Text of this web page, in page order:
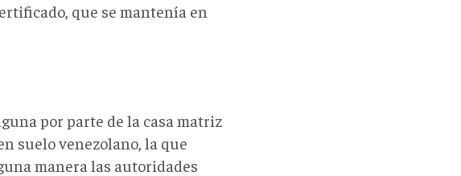
que se mantenía en
por parte de la casa matriz
suelo venezolano, la que
manera las autoridades